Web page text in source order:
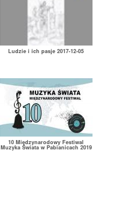
Ludzie i ich pasje 2017-12-05
10 Międzynarodowy Festiwal
Muzyka Świata w Pabianicach 2019